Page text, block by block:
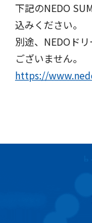
下記のNEDO
込みください。
別途、NEDOド
ございません。
https://